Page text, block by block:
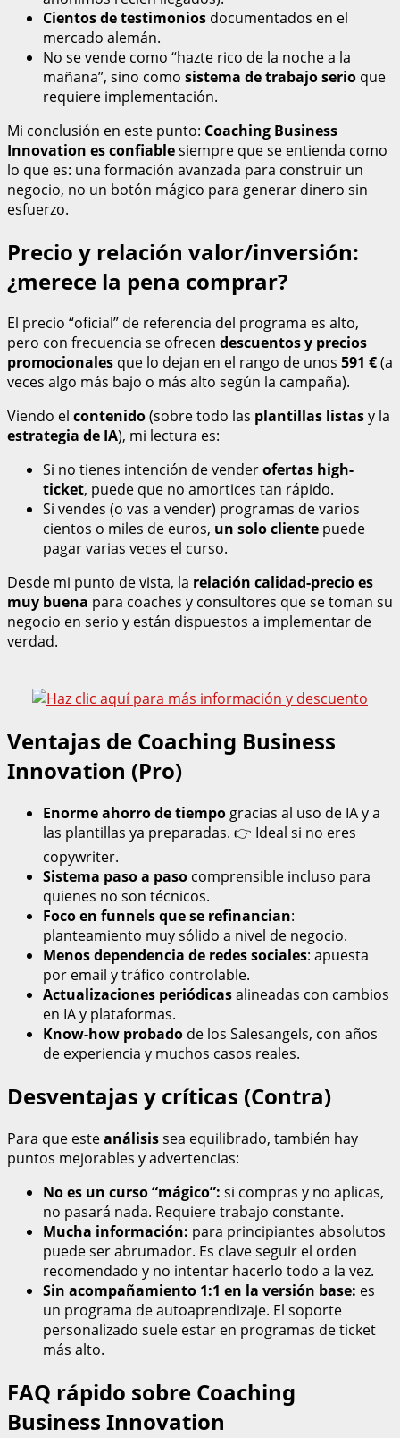
Cientos de testimonios documentados en el
mercado alemán.
No se vende como “hazte rico de la noche a la
mañana”, sino como sistema de trabajo serio que
requiere implementación.
Mi conclusión en este punto: Coaching Business
Innovation es confiablesiempre que se entienda como
lo que es: una formación avanzada para construir un
negocio, no un botón mágico para generar dinero sin
esfuerzo.
Precio y relación valor/inversión:
¿merece la pena comprar?
El precio “oficial” de referencia del programa es alto,
pero con frecuencia se ofrecen descuentos y precios
promocionales que lo dejan en el rango de unos 591 €(a
veces algo más bajo o más alto según la campaña).
Viendo el contenido(sobre todo las plantillas listasy la
estrategia de IA), mi lectura es:
Si no tienes intención de venderofertas high-
ticket, puede que no amortices tan rápido.
Si vendes (o vas a vender) programas de varios
cientos o miles de euros, un solo cliente puede
pagar varias veces el curso.
Desde mi punto de vista, la relación calidad-precio es
muy buena para coaches y consultores que se toman su
negocio en serio y están dispuestos a implementar de
verdad.
Ventajas de Coaching Business
Innovation (Pro)
Enorme ahorro de tiempo gracias al uso de IA y a
las plantillas ya preparadas. 👉 Ideal si no eres
copywriter.
Sistema paso a paso comprensible incluso para
quienes no son técnicos.
Foco en funnels que se refinancian:
planteamiento muy sólido a nivel de negocio.
Menos dependencia de redes sociales: apuesta
por email y tráfico controlable.
Actualizaciones periódicasalineadas con cambios
en IA y plataformas.
Know-how probado de los Salesangels, con años
de experiencia y muchos casos reales.
Desventajas y críticas (Contra)
Para que esteanálisissea equilibrado, también hay
puntos mejorables y advertencias:
No es un curso “mágico”: si compras y no aplicas,
no pasará nada. Requiere trabajo constante.
Mucha información: para principiantes absolutos
puede ser abrumador. Es clave seguir el orden
recomendado y no intentar hacerlo todo a la vez.
Sin acompañamiento 1:1 en la versión base: es
un programa de autoaprendizaje. El soporte
personalizado suele estar en programas de ticket
más alto.
FAQ rápido sobre Coaching
Business Innovation